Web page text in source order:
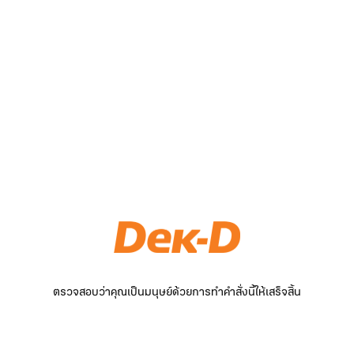
ตรวจสอบว่าคุณเป็นมนุษย์ด้วยการทำคำสั่งนี้ให้เสร็จสิ้น